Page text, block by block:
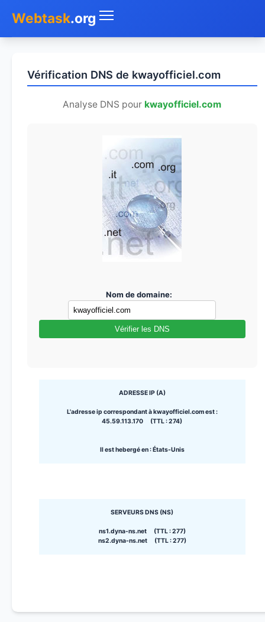
Webtask.org
Whois
Vérification DNS de kwayofficiel.com
Analyse DNS pour kwayofficiel.com
Nom de domaine:
Vérifier les DNS
ADRESSE IP (A)
L'adresse ip correspondant à kwayofficiel.com est :
45.59.113.170 (TTL : 274)
Il est hebergé en : États-Unis
SERVEURS DNS (NS)
ns1.dyna-ns.net (TTL : 277)
ns2.dyna-ns.net (TTL : 277)